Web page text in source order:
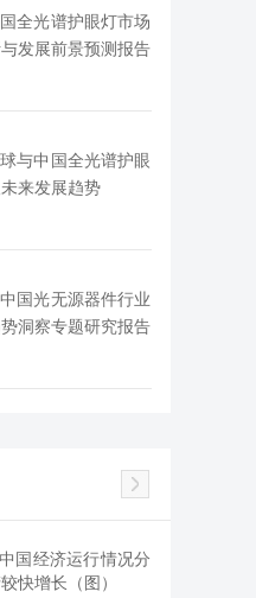
全光谱护眼灯市场
发展前景预测报告
与中国全光谱护眼
来发展趋势
国光无源器件行业
洞察专题研究报告
国经济运行情况分
快增长（图）